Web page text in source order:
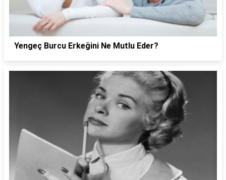
Yengeç Burcu Erkeğini Ne Mutlu Eder?